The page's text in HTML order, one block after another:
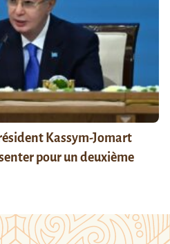
Kassym-Jomart
pour un deuxième